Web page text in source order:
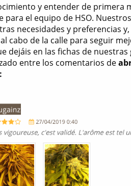
y entender de primera
para el equipo de HSO.
necesidades y preferencias
cabo de la calle para seguir
dejáis en las fichas de
entre los comentarios de
: